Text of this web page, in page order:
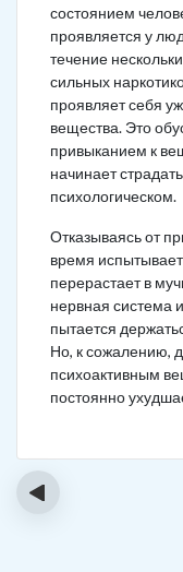
состоянием
проявляется у
течение
сильных
проявляет себя
вещества. Это
привыканием к
начинает
психологическом.
Отказываясь от
время
перерастает в
нервная система
пытается
Но, к сожалению,
психоактивным
постоянно
‹